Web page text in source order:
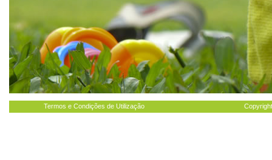
Termos e Condições de Utilização